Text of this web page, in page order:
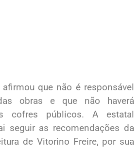
que não é responsável
obras e que não haverá
cofres públicos. A estatal
seguir as recomendações da
de Vitorino Freire, por sua